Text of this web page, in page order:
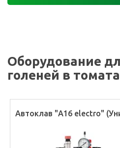
Оборудование
голеней в
Автоклав "А16 electro"